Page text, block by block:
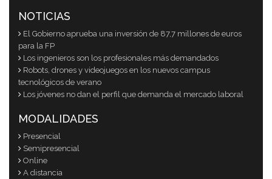
NOTICIAS
El Gobierno aprueba una inversión de 87,7 millones de euros
para la FP
Los ingenieros son los profesionales más demandados
Robots, drones y videojuegos en los nuevos campus
tecnológicos de verano
Los jóvenes no dan el perfil que demanda el mercado laboral
MODALIDADES
Presencial
Semipresencial
Online
A distancia